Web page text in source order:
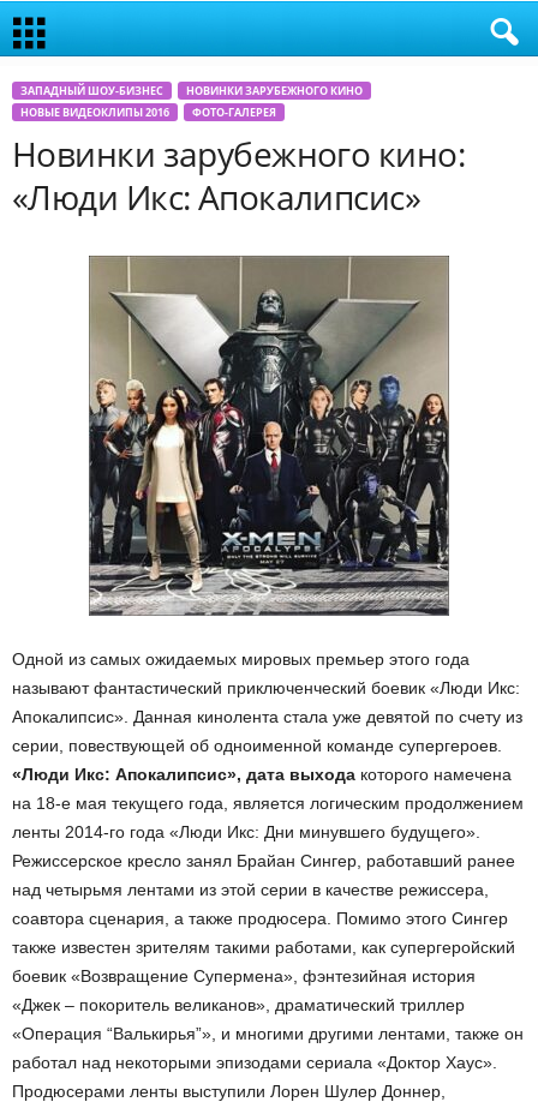
ЗАПАДНЫЙ ШОУ-БИЗНЕС
НОВИНКИ ЗАРУБЕЖНОГО КИНО
НОВЫЕ ВИДЕОКЛИПЫ 2016
ФОТО-ГАЛЕРЕЯ
Новинки зарубежного кино:
«Люди Икс: Апокалипсис»
Одной из самых ожидаемых мировых премьер этого года
называют фантастический приключенческий боевик «Люди Икс:
Апокалипсис». Данная кинолента стала уже девятой по счету из
серии, повествующей об одноименной команде супергероев.
«Люди Икс: Апокалипсис», дата выхода которого намечена
на 18-е мая текущего года, является логическим продолжением
ленты 2014-го года «Люди Икс: Дни минувшего будущего».
Режиссерское кресло занял Брайан Сингер, работавший ранее
над четырьмя лентами из этой серии в качестве режиссера,
соавтора сценария, а также продюсера. Помимо этого Сингер
также известен зрителям такими работами, как супергеройский
боевик «Возвращение Супермена», фэнтезийная история
«Джек – покоритель великанов», драматический триллер
«Операция “Валькирья”», и многими другими лентами, также он
работал над некоторыми эпизодами сериала «Доктор Хаус».
Продюсерами ленты выступили Лорен Шулер Доннер,